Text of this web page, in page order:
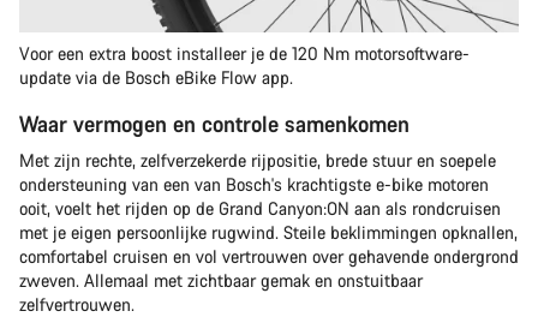
Voor een extra boost installeer je de 120 Nm motorsoftware-
update via de Bosch eBike Flow app.
Waar vermogen en controle samenkomen
Met zijn rechte, zelfverzekerde rijpositie, brede stuur en soepele
ondersteuning van een van Bosch's krachtigste e-bike motoren
ooit, voelt het rijden op de Grand Canyon:ON aan als rondcruisen
met je eigen persoonlijke rugwind. Steile beklimmingen opknallen,
comfortabel cruisen en vol vertrouwen over gehavende ondergrond
zweven. Allemaal met zichtbaar gemak en onstuitbaar
zelfvertrouwen.